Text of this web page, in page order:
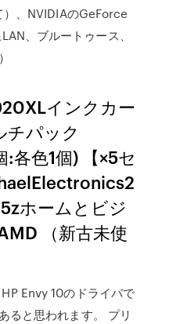
、NVIDIAのGeForce
、ブルートゥース、
インクカー
チパック
各色1個) 【×5セ
ホームとビジ
（新古未使
Envy 10のドライバで
ると思われます。 プリ